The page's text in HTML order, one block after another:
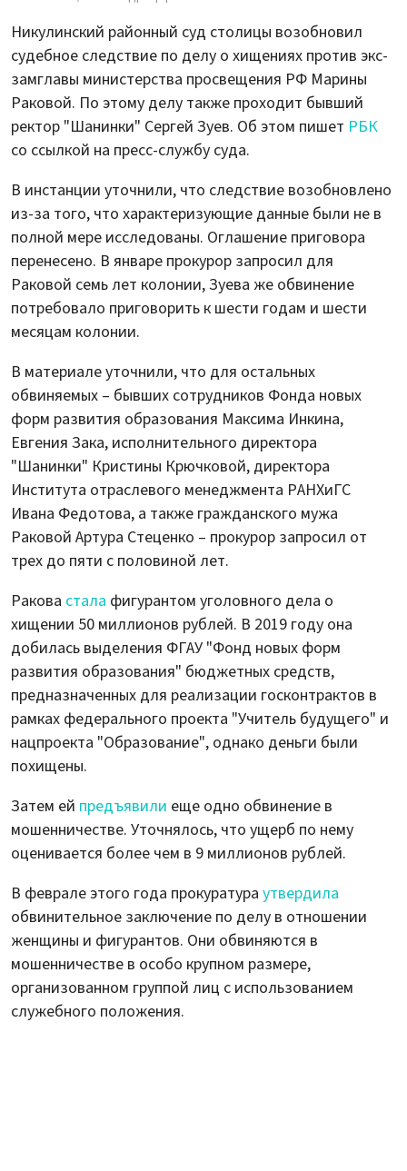
Никулинский районный суд столицы возобновил
судебное следствие по делу о хищениях против экс-
замглавы министерства просвещения РФ Марины
Раковой. По этому делу также проходит бывший
ректор "Шанинки" Сергей Зуев. Об этом пишет РБК
со ссылкой на пресс-службу суда.
В инстанции уточнили, что следствие возобновлено
из-за того, что характеризующие данные были не в
полной мере исследованы. Оглашение приговора
перенесено. В январе прокурор запросил для
Раковой семь лет колонии, Зуева же обвинение
потребовало приговорить к шести годам и шести
месяцам колонии.
В материале уточнили, что для остальных
обвиняемых – бывших сотрудников Фонда новых
форм развития образования Максима Инкина,
Евгения Зака, исполнительного директора
"Шанинки" Кристины Крючковой, директора
Института отраслевого менеджмента РАНХиГС
Ивана Федотова, а также гражданского мужа
Раковой Артура Стеценко – прокурор запросил от
трех до пяти с половиной лет.
Ракова стала фигурантом уголовного дела о
хищении 50 миллионов рублей. В 2019 году она
добилась выделения ФГАУ "Фонд новых форм
развития образования" бюджетных средств,
предназначенных для реализации госконтрактов в
рамках федерального проекта "Учитель будущего" и
нацпроекта "Образование", однако деньги были
похищены.
Затем ей предъявили еще одно обвинение в
мошенничестве. Уточнялось, что ущерб по нему
оценивается более чем в 9 миллионов рублей.
В феврале этого года прокуратура утвердила
обвинительное заключение по делу в отношении
женщины и фигурантов. Они обвиняются в
мошенничестве в особо крупном размере,
организованном группой лиц с использованием
служебного положения.